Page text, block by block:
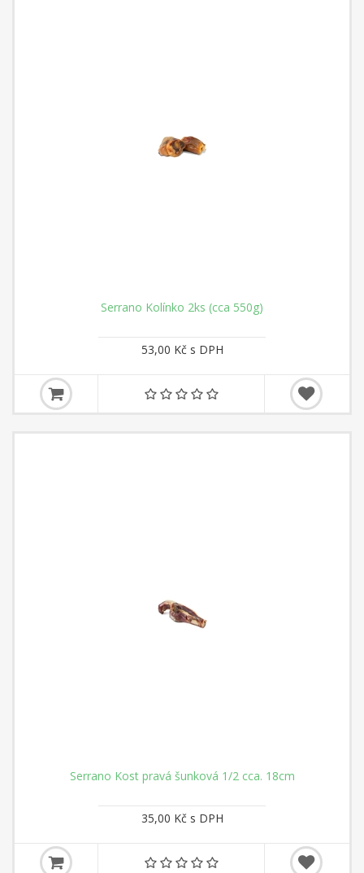
Serrano Kolínko 2ks (cca 550g)
53,00 Kč s DPH
Serrano Kost pravá šunková 1/2 cca. 18cm
35,00 Kč s DPH